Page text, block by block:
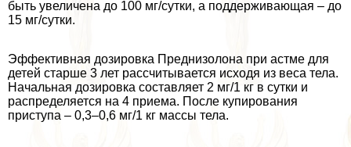
быть увеличена до 100 мг/сутки, а поддерживающая – до
15 мг/сутки.
Эффективная дозировка Преднизолона при астме для
детей старше 3 лет рассчитывается исходя из веса тела.
Начальная дозировка составляет 2 мг/1 кг в сутки и
распределяется на 4 приема. После купирования
приступа – 0,3–0,6 мг/1 кг массы тела.